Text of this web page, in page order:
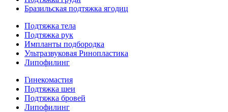
Бразильская подтяжка ягодиц
Подтяжка тела
Подтяжка рук
Импланты подбородка
Ультразвуковая Ринопластика
Липофилинг
Гинекомастия
Подтяжка шеи
Подтяжка бровей
Липофилинг